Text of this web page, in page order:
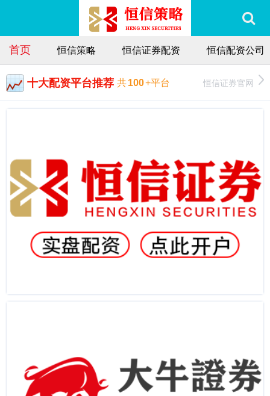
首页 恒信策略 恒信证券配资 恒信配资公司
十大配资平台推荐 共100+平台 恒信证券官网